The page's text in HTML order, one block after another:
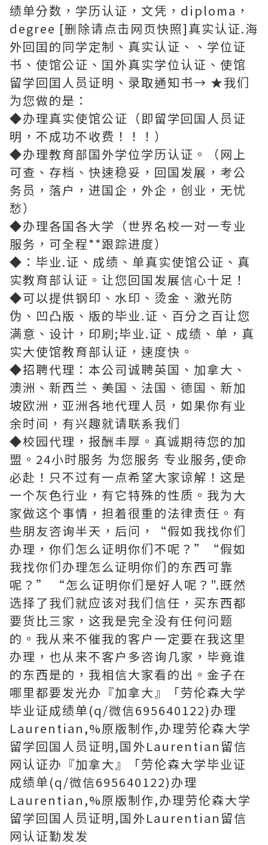
绩单分数，学历认证，文凭，diploma，
degree [删除请点击网页快照]真实认证.海
外回囯的同学定制、真实认证、、学位证
书、使馆公证、囯外真实学位认证、使馆
留学回囯人员证明、录取通知书→ ★我们
为您做的是：
◆办理真实使馆公证（即留学回国人员证
明，不成功不收费！！！）
◆办理教育部国外学位学历认证。（网上
可查、存档、快速稳妥，回国发展，考公
务员，落户，进国企，外企，创业，无忧
愁）
◆办理各国各大学（世界名校一对一专业
服务，可全程**跟踪进度）
◆：毕业.证、成绩、单真实使馆公证、真
实教育部认证。让您回国发展信心十足！
◆可以提供钢印、水印、烫金、激光防
伪、凹凸版、版的毕业.证、百分之百让您
满意、设计，印刷;毕业.证、成绩、单，真
实大使馆教育部认证，速度快。
◆招聘代理：本公司诚聘英国、加拿大、
澳洲、新西兰、美国、法国、德国、新加
坡欧洲，亚洲各地代理人员，如果你有业
余时间，有兴趣就请联系我们
◆校园代理，报酬丰厚。真诚期待您的加
盟。24小时服务 为您服务 专业服务,使命
必赴！只不过有一点希望大家谅解！这是
一个灰色行业，有它特殊的性质。我为大
家做这个事情，担着很重的法律责任。有
些朋友咨询半天，后问，“假如我找你们
办理，你们怎么证明你们不呢？”“假如
我找你们办理怎么证明你们的东西可靠
呢？” “怎么证明你们是好人呢？".既然
选择了我们就应该对我们信任，买东西都
要货比三家，这我是完全没有任何问题
的。我从来不催我的客户一定要在我这里
办理，也从来不客户多咨询几家，毕竟谁
的东西是的，我相信大家看的出。金子在
哪里都要发光办『加拿大』「劳伦森大学
毕业证成绩单(q/微信695640122)办理
Laurentian,%原版制作,办理劳伦森大学
留学回国人员证明,国外Laurentian留信
网认证办『加拿大』「劳伦森大学毕业证
成绩单(q/微信695640122)办理
Laurentian,%原版制作,办理劳伦森大学
留学回国人员证明,国外Laurentian留信
网认证勤发发